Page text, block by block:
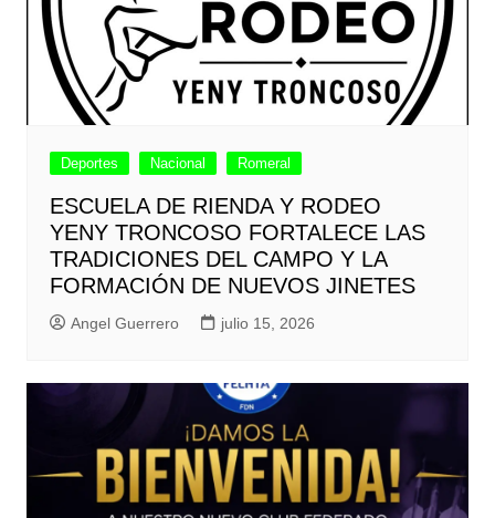
Deportes Nacional Romeral
ESCUELA DE RIENDA Y RODEO
YENY TRONCOSO FORTALECE LAS
TRADICIONES DEL CAMPO Y LA
FORMACIÓN DE NUEVOS JINETES
Angel Guerrero julio 15, 2026